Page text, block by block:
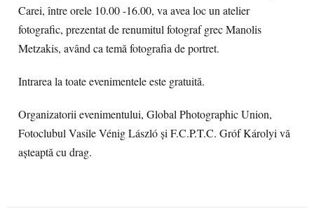
Carei, între orele 10.00 -16.00, va avea loc un atelier
fotografic, prezentat de renumitul fotograf grec Manolis
Metzakis, având ca temă fotografia de portret.
Intrarea la toate evenimentele este gratuită.
Organizatorii evenimentului, Global Photographic Union,
Fotoclubul Vasile Vénig László și F.C.P.T.C. Gróf Károlyi vă
așteaptă cu drag.